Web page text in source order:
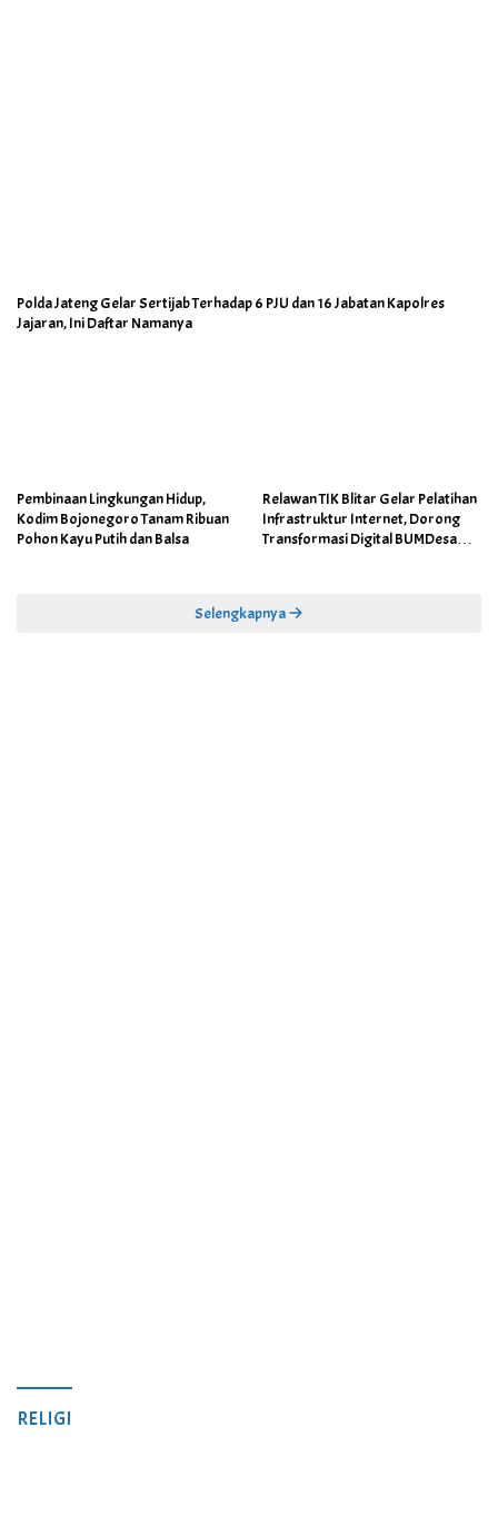
Polda Jateng Gelar Sertijab Terhadap 6 PJU dan 16 Jabatan Kapolres
Jajaran, Ini Daftar Namanya
Pembinaan Lingkungan Hidup,
Kodim Bojonegoro Tanam Ribuan
Pohon Kayu Putih dan Balsa
Relawan TIK Blitar Gelar Pelatihan
Infrastruktur Internet, Dorong
Transformasi Digital BUMDesa
Selengkapnya
RELIGI